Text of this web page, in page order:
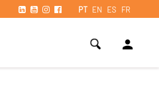
PT EN ES FR
person